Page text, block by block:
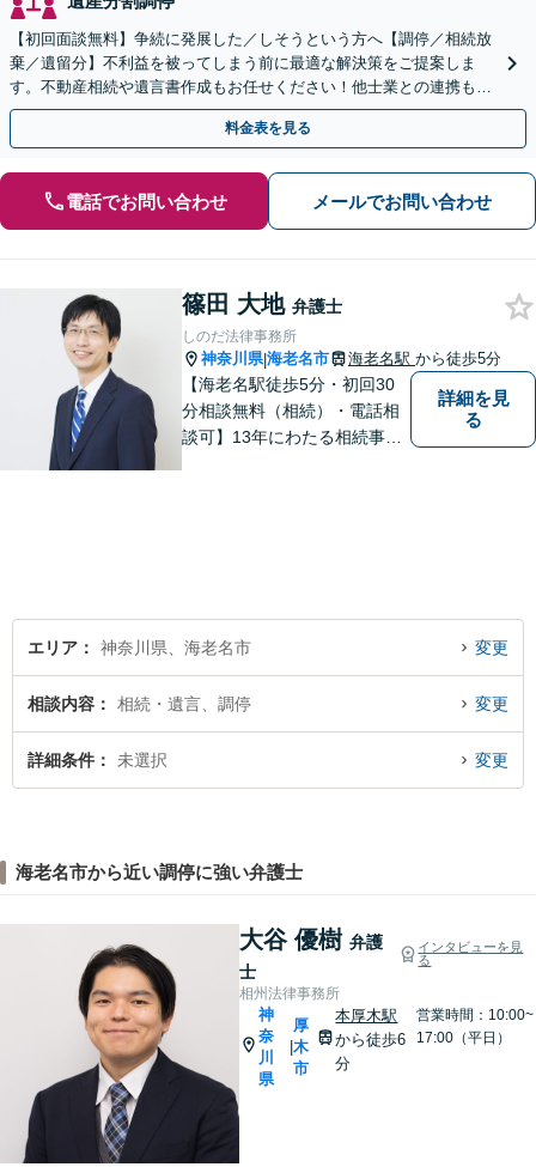
【初回面談無料】争続に発展した／しそうという方へ【調停／相続放
棄／遺留分】不利益を被ってしまう前に最適な解決策をご提案しま
す。不動産相続や遺言書作成もお任せください！他士業との連携も可
能
料金表を見る
電話でお問い合わせ メールでお問い合わせ
篠田 大地 弁護士
しのだ法律事務所
神奈川県|海老名市 海老名駅 から徒歩5分
【海老名駅徒歩5分・初回30
分相談無料（相続）・電話相
談可】13年にわたる相続事件
詳細を見
る
エリア 神奈川県、海老名市 変更
相談内容 相続・遺言、調停 変更
詳細条件 未選択 変更
海老名市から近い調停に強い弁護士
大谷 優樹 弁護
士
インタビューを見
る
相州法律事務所
神
奈
川
県
厚
木
市
本厚木駅
から徒歩6
分
営業時間：10:00~
17:00（平日）